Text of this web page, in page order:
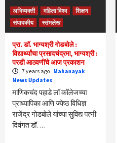
अभिव्यक्ती महिला विश्व
शिक्षण
संपादकीय
स्तंभलेख
प्रा. डॉ. भाग्यश्री गोडबोले :
विद्यार्थ्यांचा प्रसादचंद्रमा, भाग्यश्री :
परडी आठवणींचे आज प्रकाशन
7 years ago Mahanayak
News Updates
माणिकचंद पहाडे लॉ कॉलेजच्या
प्राध्यापिका आणि ज्येष्ठ विधिज्ञ
राजेंद्र गोडबोले यांच्या सुविद्य पत्नी
दिवंगत डॉ….